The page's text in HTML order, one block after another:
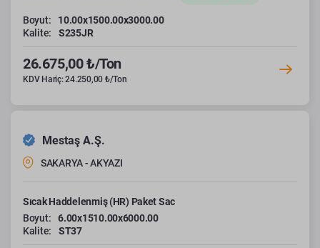
Boyut:
10.00x1500.00x3000.00
Kalite:
S235JR
26.675,00 ₺/Ton
KDV Hariç: 24.250,00 ₺/Ton
Mestaş A.Ş.
SAKARYA - AKYAZI
Sıcak Haddelenmiş (HR) Paket Sac
Boyut:
6.00x1510.00x6000.00
Kalite:
ST37